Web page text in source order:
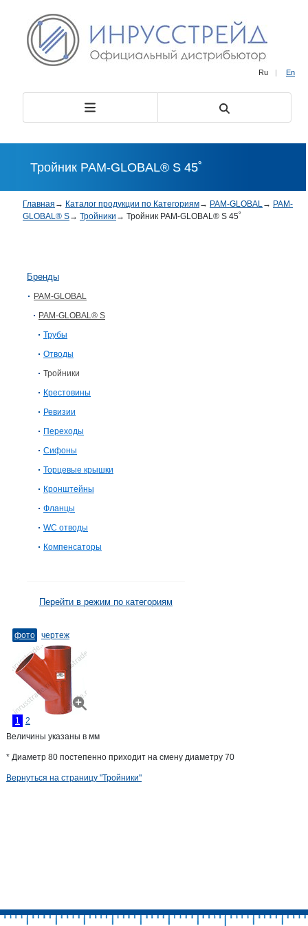
Ru | En
Тройник PAM-GLOBAL® S 45˚
Главная → Каталог продукции по Категориям→ PAM-GLOBAL→ PAM-
GLOBAL® S→ Тройники → Тройник PAM-GLOBAL® S 45˚
Бренды
PAM-GLOBAL
PAM-GLOBAL® S
Трубы
Отводы
Тройники
Крестовины
Ревизии
Переходы
Сифоны
Торцевые крышки
Кронштейны
Фланцы
WC отводы
Компенсаторы
Перейти в режим по категориям
фото чертеж
1
2
Величины указаны в мм
* Диаметр 80 постепенно приходит на смену диаметру 70
Вернуться на страницу "Тройники"